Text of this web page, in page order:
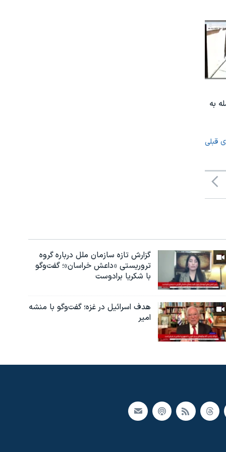
به
قبلی
گزارش تازه سازمان ملل درباره گروه
تروریستی «داعش خراسان»؛ گفت‌وگو
با شکریا برادوست
هدف اسرائیل در غزه؛ گفت‌وگو با منشه
امیر